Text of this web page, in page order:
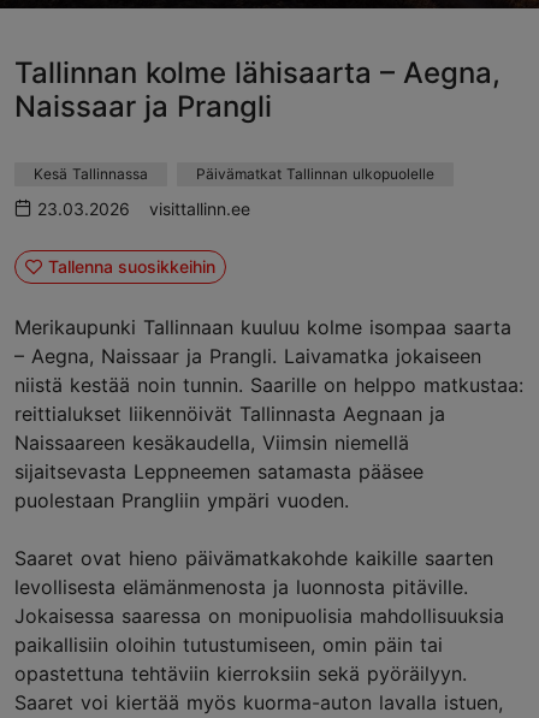
Tallinnan kolme lähisaarta – Aegna,
Naissaar ja Prangli
Kesä Tallinnassa Päivämatkat Tallinnan ulkopuolelle
23.03.2026 visittallinn.ee
Tallenna suosikkeihin
Merikaupunki Tallinnaan kuuluu kolme isompaa saarta
– Aegna, Naissaar ja Prangli. Laivamatka jokaiseen
niistä kestää noin tunnin. Saarille on helppo matkustaa:
reittialukset liikennöivät Tallinnasta Aegnaan ja
Naissaareen kesäkaudella, Viimsin niemellä
sijaitsevasta Leppneemen satamasta pääsee
puolestaan Prangliin ympäri vuoden.
Saaret ovat hieno päivämatkakohde kaikille saarten
levollisesta elämänmenosta ja luonnosta pitäville.
Jokaisessa saaressa on monipuolisia mahdollisuuksia
paikallisiin oloihin tutustumiseen, omin päin tai
opastettuna tehtäviin kierroksiin sekä pyöräilyyn.
Saaret voi kiertää myös kuorma-auton lavalla istuen,